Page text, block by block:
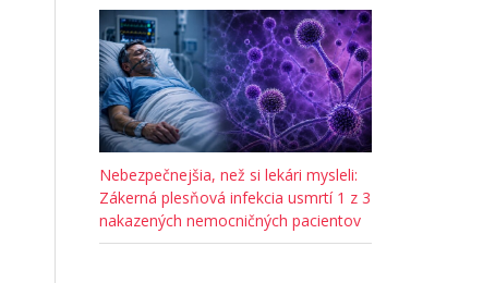
Nebezpečnejšia, než si lekári mysleli:
Zákerná plesňová infekcia usmrtí 1 z 3
nakazených nemocničných pacientov